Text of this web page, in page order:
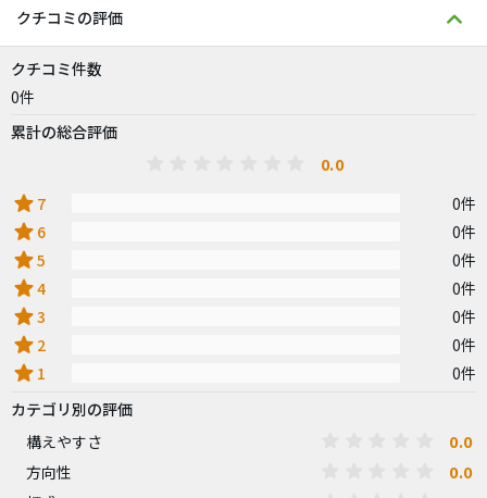
クチコミの評価
クチコミ件数
0件
累計の総合評価
0.0
star 7 0件
star 6 0件
star5 0件
star4 0件
star3 0件
star 2 0件
star 1
0件
カテゴリ別の評価
構えやすさ
0.0
方向性 0.0